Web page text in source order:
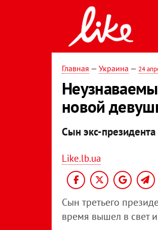
Главная — Украина — 24
новой
Сын экс-
Like.lb.ua
Сын третьего
время вышел в свет